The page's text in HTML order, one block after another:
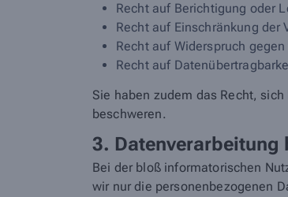
Recht auf Berichtigung oder
Recht auf Einschränkung der
Recht auf Widerspruch
Recht auf
Sie haben zudem das Recht,
beschweren.
3. Datenverarbeitung
Bei der bloß informatorischen
wir nur die personenbezogenen